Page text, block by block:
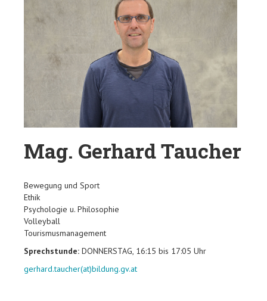
Mag. Gerhard Taucher
Bewegung und Sport
Ethik
Psychologie u. Philosophie
Volleyball
Tourismusmanagement
Sprechstunde: DONNERSTAG, 16:15 bis 17:05 Uhr
gerhard.taucher(at)bildung.gv.at